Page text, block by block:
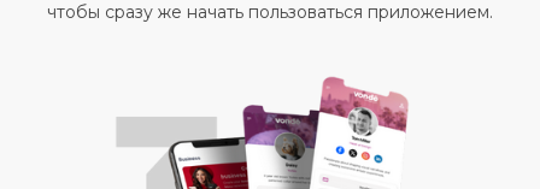
чтобы сразу же начать пользоваться приложением.